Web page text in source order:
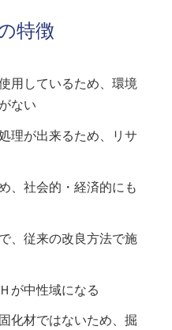
特徴
用しているため、環境
ない
理が出来るため、リサ
、社会的・経済的にも
、従来の改良方法で施
が中性域になる
化材ではないため、掘